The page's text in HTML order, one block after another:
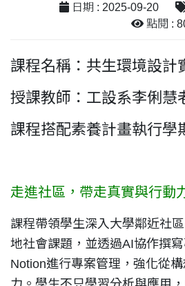
日期 : 2025-09-20
點閱 :
課程名稱：共生環境設計
授課教師：工設系李俐慧
課程搭配素養計畫執行學
走進社區，帶走真實與行動
課程帶領學生深入大學鄰近社
地社會課題，並透過AI協作撰
Notion進行專案管理，強化從